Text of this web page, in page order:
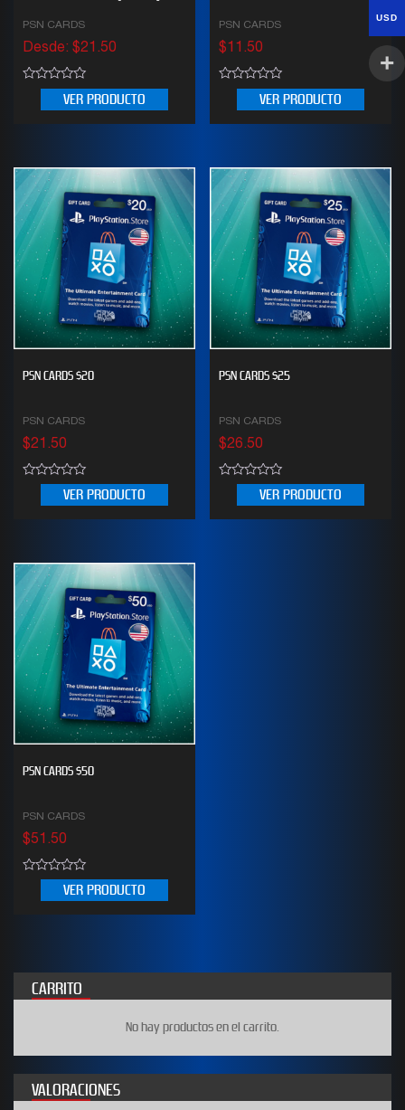
PSN CARDS
Desde: $21.50
VER PRODUCTO
PSN CARDS
$11.50
5
VER PRODUCTO
PSN CARDS $20
PSN CARDS
$21.50
VER PRODUCTO
PSN CARDS $25
PSN CARDS
$26.50
5
VER PRODUCTO
PSN CARDS $50
PSN CARDS
$51.50
VER PRODUCTO
CARRITO
No hay productos en el carrito.
VALORACIONES
USD